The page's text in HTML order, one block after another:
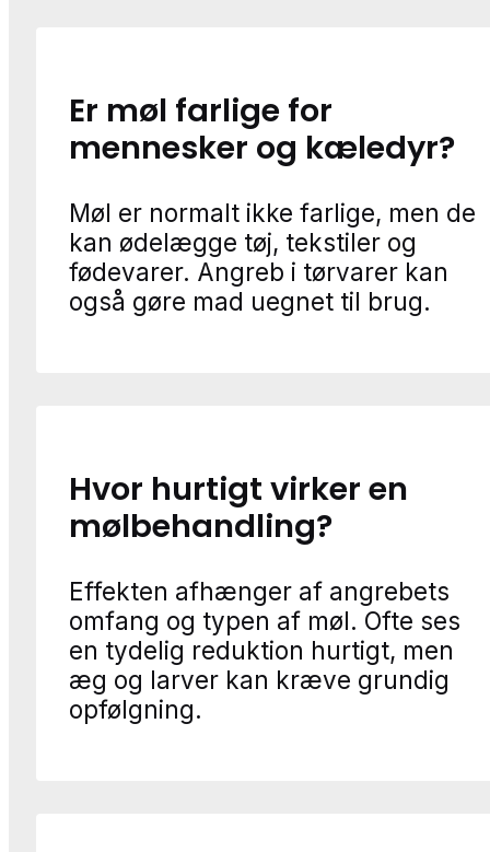
Er møl farlige for
mennesker og kæledyr?
Møl er normalt ikke farlige, men de
kan ødelægge tøj, tekstiler og
fødevarer. Angreb i tørvarer kan
også gøre mad uegnet til brug.
Hvor hurtigt virker en
mølbehandling?
Effekten afhænger af angrebets
omfang og typen af møl. Ofte ses
en tydelig reduktion hurtigt, men
æg og larver kan kræve grundig
opfølgning.